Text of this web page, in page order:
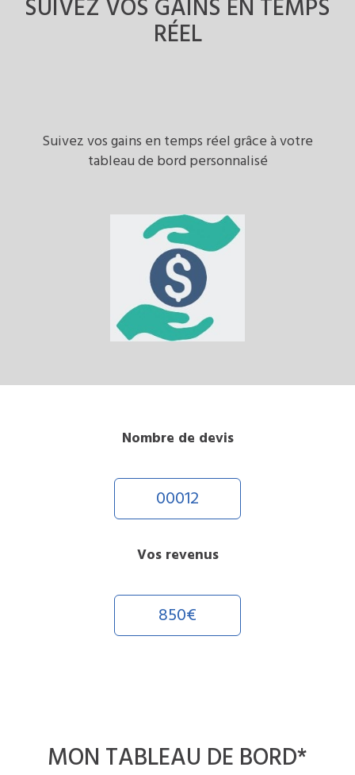
SUIVEZ VOS GAINS EN TEMPS
RÉEL
Suivez vos gains en temps réel grâce à votre
tableau de bord personnalisé
Nombre de devis
00012
Vos revenus
850€
MON TABLEAU DE BORD*